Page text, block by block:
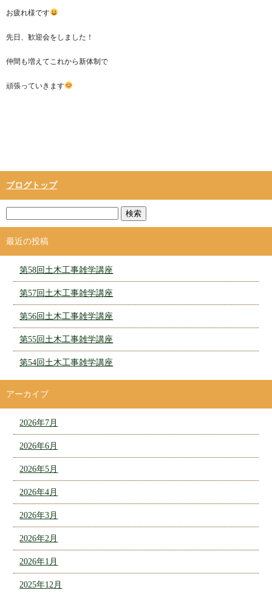
お疲れ様です
先日、歓迎会をしました！
仲間も増えてこれから新体制で
頑張っていきます
ブログトップ
最近の投稿
第58回土木工事雑学講座
第57回土木工事雑学講座
第56回土木工事雑学講座
第55回土木工事雑学講座
第54回土木工事雑学講座
アーカイブ
2026年7月
2026年6月
2026年5月
2026年4月
2026年3月
2026年2月
2026年1月
2025年12月